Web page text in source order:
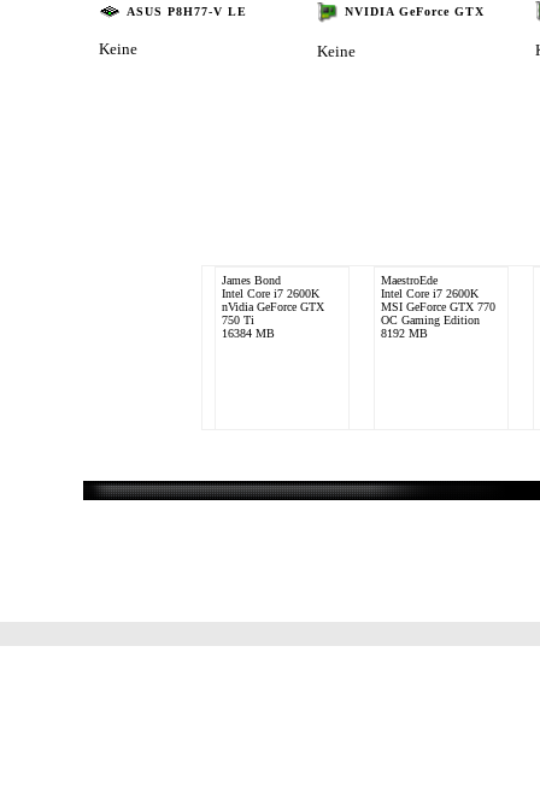
ASUS P8H77-V LE
Keine
NVIDIA GeForce GTX
Keine
James Bond
Intel Core i7 2600K
nVidia GeForce GTX
750 Ti
16384 MB
MaestroEde
Intel Core i7 2600K
MSI GeForce GTX 770
OC Gaming Edition
8192 MB
GeForce GTX 260
4096 MB
QX96500
ATI Radeon 5770